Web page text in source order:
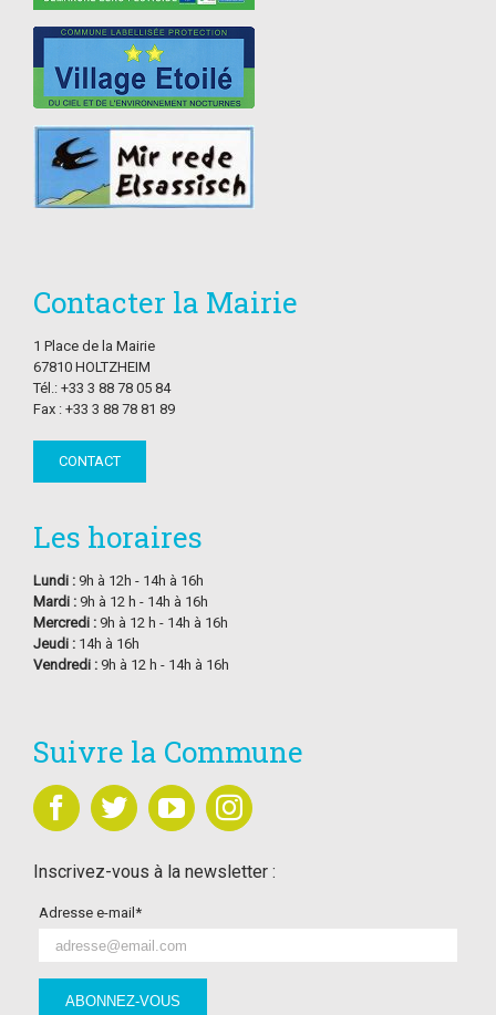
Contacter la Mairie
1 Place de la Mairie
67810 HOLTZHEIM
Tél.: +33 3 88 78 05 84
Fax : +33 3 88 78 81 89
CONTACT
Les horaires
Lundi : 9h à 12h - 14h à 16h
Mardi : 9h à 12 h - 14h à 16h
Mercredi : 9h à 12 h - 14h à 16h
Jeudi : 14h à 16h
Vendredi : 9h à 12 h - 14h à 16h
Suivre la Commune
Inscrivez-vous à la newsletter :
Adresse e-mail*